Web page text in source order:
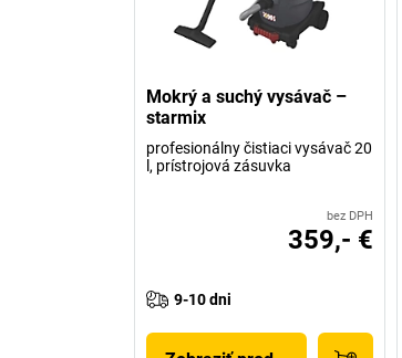
Mokrý a suchý vysávač –
starmix
profesionálny čistiaci vysávač 20
l, prístrojová zásuvka
bez DPH
359,- €
9-10 dni